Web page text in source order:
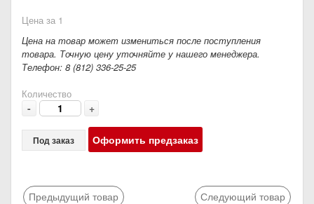
Цена за 1
Цена на товар может измениться после поступления
товара. Точную цену уточняйте у нашего менеджера.
Телефон: 8 (812) 336-25-25
Количество
- +
Под заказ Оформить предзаказ
Предыдущий товар Следующий товар